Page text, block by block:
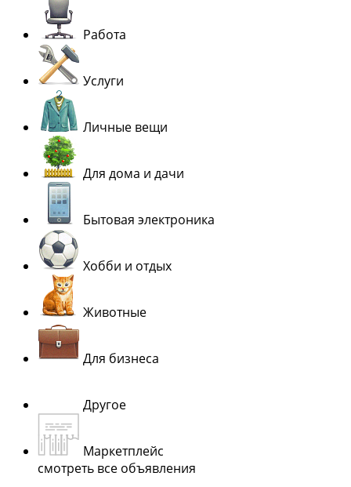
Работа
Услуги
Личные вещи
Для дома и дачи
Бытовая электроника
Хобби и отдых
Животные
Для бизнеса
Другое
Маркетплейс
смотреть все объявления